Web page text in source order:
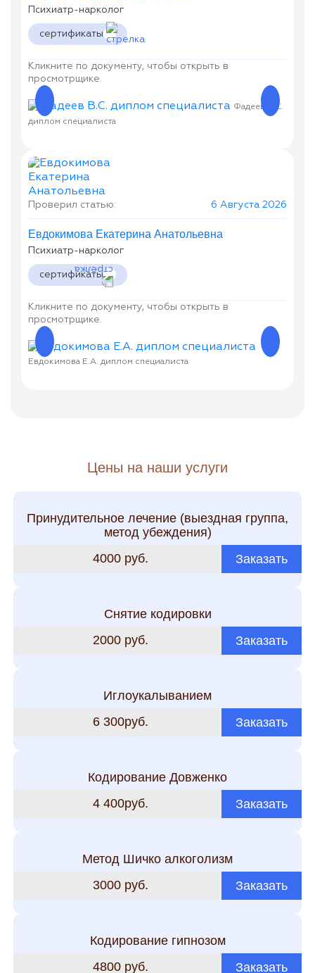
Психиатр-нарколог
сертификаты
Кликните по документу, чтобы открыть в
просмотрщике.
Фадеев В.С.
диплом специалиста
Проверил статью: 6 Августа 2026
Евдокимова Екатерина Анатольевна
Психиатр-нарколог
сертификаты
Кликните по документу, чтобы открыть в
просмотрщике.
Евдокимова Е.А. диплом специалиста
Цены на наши услуги
Принудительное лечение (выездная группа,
метод убеждения)
4000 руб.
Заказать
Снятие кодировки
2000 руб.
Заказать
Иглоукалыванием
6 300руб.
Заказать
Кодирование Довженко
4 400руб.
Заказать
Метод Шичко алкоголизм
3000 руб.
Заказать
Кодирование гипнозом
4800 руб.
Заказать